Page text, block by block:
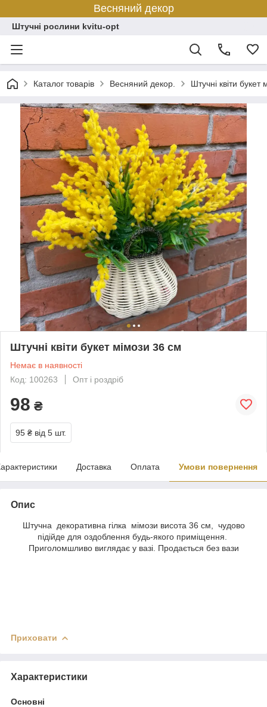
Весняний декор
Штучні рослини kvitu-opt
Каталог товарів Весняний декор. Штучні квіти
Штучні квіти букет мімози 36 см
Немає в наявності
Код: 100263
Опт і роздріб
98 ₴
95 ₴ від 5 шт.
Доставка Оплата Умови повернення
Опис
Штучна декоративна гілка мімози висота 36 см, чудово
підійде для оздоблення будь-якого приміщення.
Приголомшливо виглядає у вазі. Продається без вази
Приховати
Характеристики
Основні